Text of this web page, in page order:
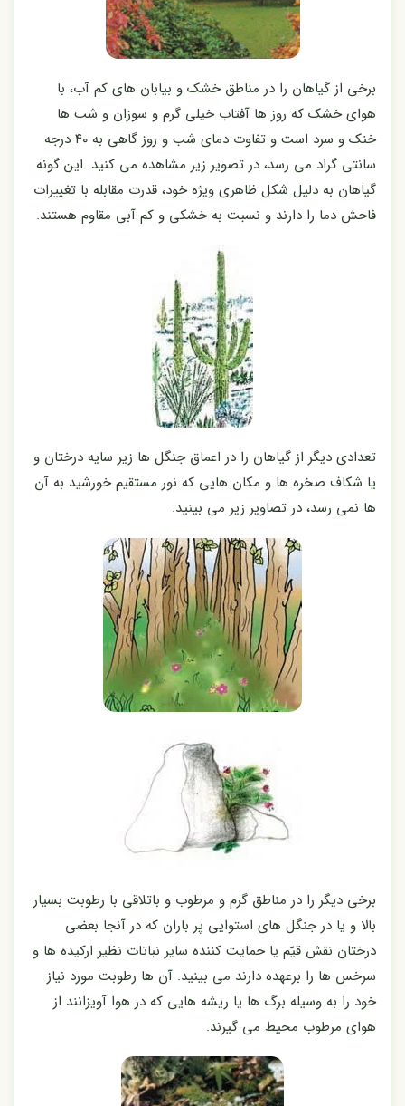
برخی از گیاهان را در مناطق خشک و بیابان های کم آب، با
هوای خشک که روز ها آفتاب خیلی گرم و سوزان و شب ها
خنک و سرد است و تفاوت دمای شب و روز گاهی به ۴۰ درجه
سانتی گراد می رسد، در تصویر زیر مشاهده می کنید. این گونه
گیاهان به دلیل شکل ظاهری ویژه خود، قدرت مقابله با تغییرات
فاحش دما را دارند و نسبت به خشکی و کم آبی مقاوم هستند.
تعدادی دیگر از گیاهان را در اعماق جنگل ها زیر سایه درختان و
یا شکاف صخره ها و مکان هایی که نور مستقیم خورشید به آن
ها نمی رسد، در تصاویر زیر می بینید.
برخی دیگر را در مناطق گرم و مرطوب و باتلاقی با رطوبت بسیار
بالا و یا در جنگل های استوایی پر باران که در آنجا بعضی
درختان نقش قیّم یا حمایت کننده سایر نباتات نظیر ارکیده ها و
سرخس ها را برعهده دارند می بینید. آن ها رطوبت مورد نیاز
خود را به وسیله برگ ها یا ریشه هایی که در هوا آویزانند از
هوای مرطوب محیط می گیرند.